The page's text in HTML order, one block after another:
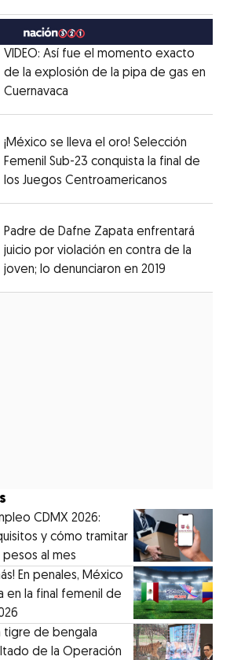
MéxicoOpens in new window
VIDEO: Así fue el momento exacto
de la explosión de la pipa de gas en
Cuernavaca
¡México se lleva el oro! Selección
Femenil Sub-23 conquista la final de
los Juegos Centroamericanos
Padre de Dafne Zapata enfrentará
juicio por violación en contra de la
joven; lo denunciaron en 2019
CDMX 2026:
y cómo tramitar
al mes
En penales, México
en la final femenil de
tigre de bengala
de la Operación